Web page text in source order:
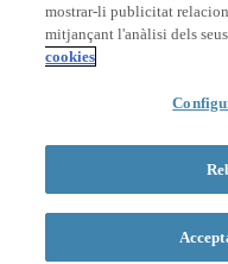
Acreditacions
© 2026 La Salle Campus
Formulari de
mostrar-li publicitat
mitjançant l'anàlisi dels
cookies